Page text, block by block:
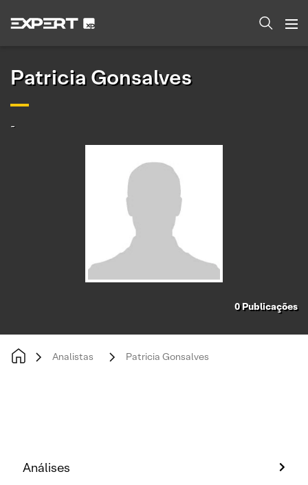
Patricia Gonsalves
-
0Publicações
Analistas Patricia Gonsalves
Análises